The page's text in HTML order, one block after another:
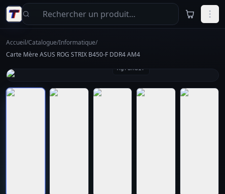
Aller au contenu principal
Accueil/Catalogue/Informatique/
Carte Mère ASUS ROG STRIX B450-F DDR4 AM4
Agrandir